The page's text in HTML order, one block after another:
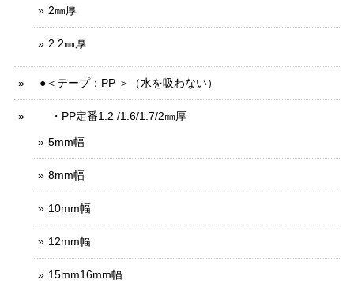
2㎜厚
2.2㎜厚
●＜テープ：PP ＞（水を吸わない）
・PP定番1.2 /1.6/1.7/2㎜厚
5mm幅
8mm幅
10mm幅
12mm幅
15mm16mm幅